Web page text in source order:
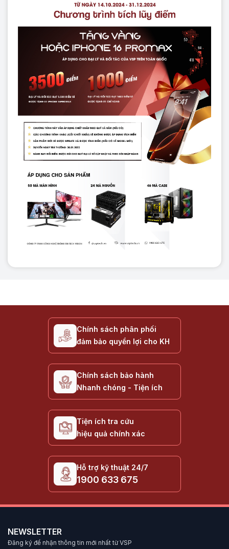
Chính sách phân phối
đảm bảo quyền lợi cho KH
Chính sách bảo hành
Nhanh chóng - Tiện ích
Tiện ích tra cứu
hiệu quả chính xác
Hỗ trợ kỹ thuật 24/7
1900 633 675
NEWSLETTER
Đăng ký để nhận thông tin mới nhất từ VSP